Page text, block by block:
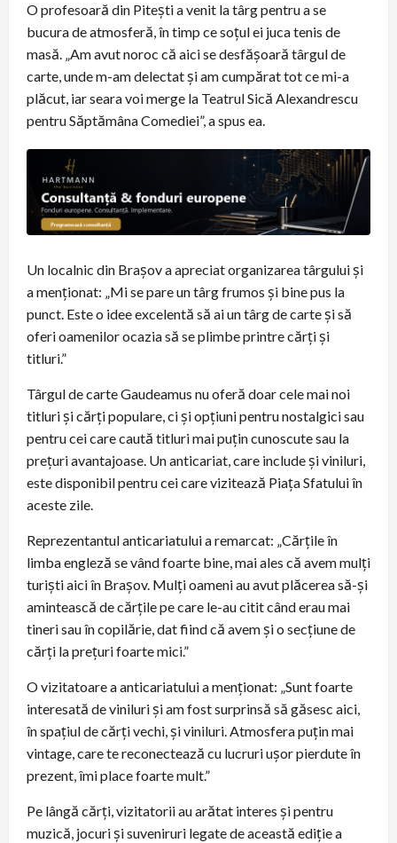
O profesoară din Pitești a venit la târg pentru a se
bucura de atmosferă, în timp ce soțul ei juca tenis de
masă. „Am avut noroc că aici se desfășoară târgul de
carte, unde m-am delectat și am cumpărat tot ce mi-a
plăcut, iar seara voi merge la Teatrul Sică Alexandrescu
pentru Săptămâna Comediei”, a spus ea.
Un localnic din Brașov a apreciat organizarea târgului și
a menționat: „Mi se pare un târg frumos și bine pus la
punct. Este o idee excelentă să ai un târg de carte și să
oferi oamenilor ocazia să se plimbe printre cărți și
titluri.”
Târgul de carte Gaudeamus nu oferă doar cele mai noi
titluri și cărți populare, ci și opțiuni pentru nostalgici sau
pentru cei care caută titluri mai puțin cunoscute sau la
prețuri avantajoase. Un anticariat, care include și viniluri,
este disponibil pentru cei care vizitează Piața Sfatului în
aceste zile.
Reprezentantul anticariatului a remarcat: „Cărțile în
limba engleză se vând foarte bine, mai ales că avem mulți
turiști aici în Brașov. Mulți oameni au avut plăcerea să-și
amintească de cărțile pe care le-au citit când erau mai
tineri sau în copilărie, dat fiind că avem și o secțiune de
cărți la prețuri foarte mici.”
O vizitatoare a anticariatului a menționat: „Sunt foarte
interesată de viniluri și am fost surprinsă să găsesc aici,
în spațiul de cărți vechi, și viniluri. Atmosfera puțin mai
vintage, care te reconectează cu lucruri ușor pierdute în
prezent, îmi place foarte mult.”
Pe lângă cărți, vizitatorii au arătat interes și pentru
muzică, jocuri și suveniruri legate de această ediție a